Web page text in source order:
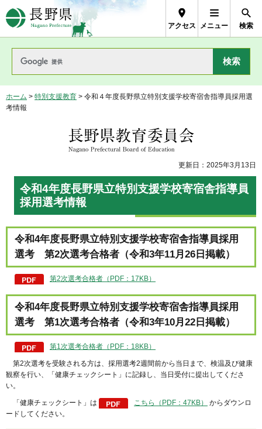
長野県Nagano Prefecture
アクセス メニュー 検索
ホーム > 特別支援教育 > 令和４年度長野県立特別支援学校寄宿舎指導員採用選
考情報
長野県教育委員会
更新日：2025年3月13日
令和4年度長野県立特別支援学校寄宿舎指導員
採用選考情報
令和4年度長野県立特別支援学校寄宿舎指導員採用
選考 第2次選考合格者（令和3年11月26日掲載）
第2次選考合格者（PDF：17KB）
令和4年度長野県立特別支援学校寄宿舎指導員採用
選考 第1次選考合格者（令和3年10月22日掲載）
第1次選考合格者（PDF：18KB）
第2次選考を受験される方は、採用選考2週間前から当日まで、検温及び健康
観察を行い、「健康チェックシート」に記録し、当日受付に提出してくださ
い。
「健康チェックシート」は こちら（PDF：47KB）
からダウンロ
ードしてください。